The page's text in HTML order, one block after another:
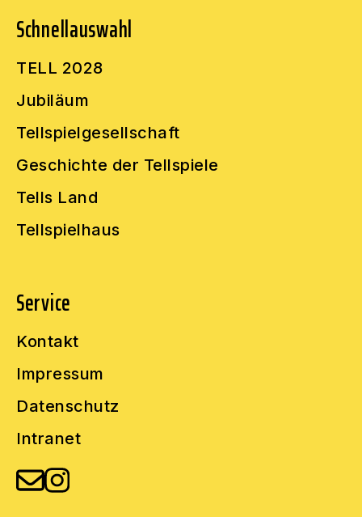
Schnellauswahl
TELL 2028
Jubiläum
Tellspielgesellschaft
Geschichte der Tellspiele
Tells Land
Tellspielhaus
Service
Kontakt
Impressum
Datenschutz
Intranet